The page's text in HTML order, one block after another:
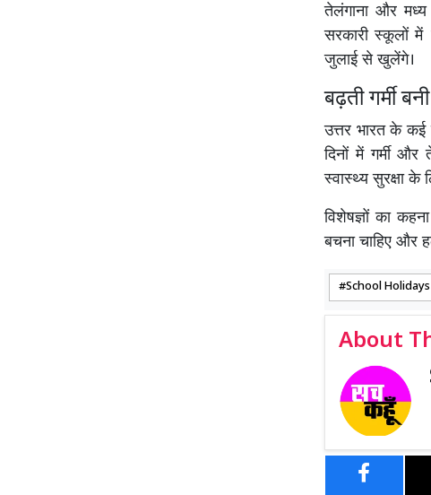
तेलंगानाऔर
सरकारी स्कूलों
जुलाई से खुलेंगे।
बढ़ती गर्मी
उत्तर भारत के कई
दिनों में गर्मी
स्वास्थ्य सुरक्षा के
विशेषज्ञों का
बचना चाहिए और
School
About